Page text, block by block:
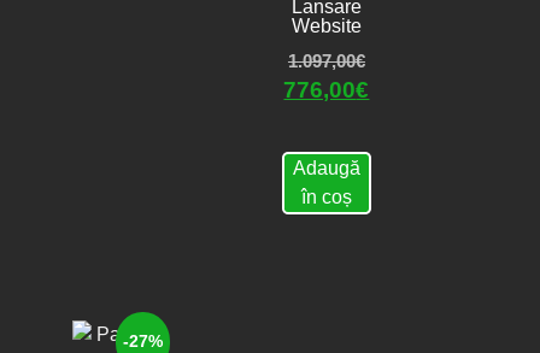
Lansare
Website
1.097,00€
776,00€
Adaugă
în coș
-27%